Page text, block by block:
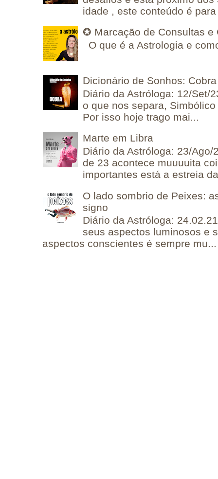
idade , este conteúdo é
✪ Marcação de Consultas e
O que é a Astrologia e
Dicionário de Sonhos: Cobra
Diário da Astróloga: 12/Set/
o que nos separa,
Por isso hoje trago mai...
Marte em Libra
Diário da Astróloga: 23/
de 23 acontece muuuuita
importantes está a estreia
O lado sombrio de Peixes:
signo
Diário da Astróloga:
seus aspectos luminosos e
aspectos conscientes é sempre mu...